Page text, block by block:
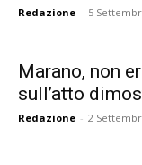
Redazione - 5
Marano, non
sull’atto
Redazione - 2